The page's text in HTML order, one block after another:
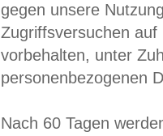
gegen unsere
Zugriffsversuchen
vorbehalten, unter
personenbezogenen
Nach 60 Tagen